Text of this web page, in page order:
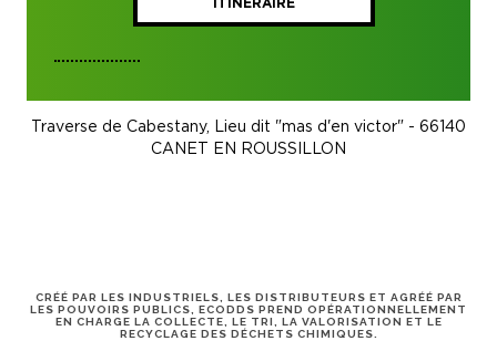
ITINÉRAIRE
Traverse de Cabestany, Lieu dit "mas d'en victor" - 66140
CANET EN ROUSSILLON
CRÉÉ PAR LES INDUSTRIELS, LES DISTRIBUTEURS ET AGRÉÉ PAR
LES POUVOIRS PUBLICS, ECODDS PREND OPÉRATIONNELLEMENT
EN CHARGE LA COLLECTE, LE TRI, LA VALORISATION ET LE
RECYCLAGE DES DÉCHETS CHIMIQUES.